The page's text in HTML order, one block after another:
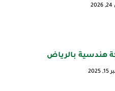
هندسية بالرياض